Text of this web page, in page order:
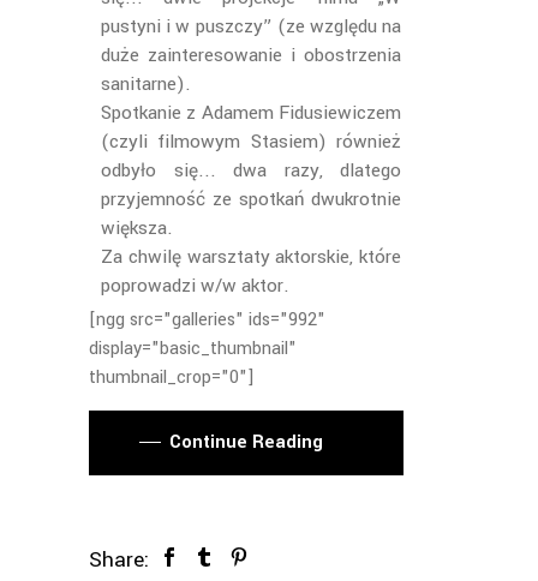
pustyni i w puszczy” (ze względu na
duże zainteresowanie i obostrzenia
sanitarne).
Spotkanie z Adamem Fidusiewiczem
(czyli filmowym Stasiem) również
odbyło się... dwa razy, dlatego
przyjemność ze spotkań dwukrotnie
większa.
Za chwilę warsztaty aktorskie, które
poprowadzi w/w aktor.
[ngg src="galleries" ids="992"
display="basic_thumbnail"
thumbnail_crop="0"]
Continue Reading
Share: